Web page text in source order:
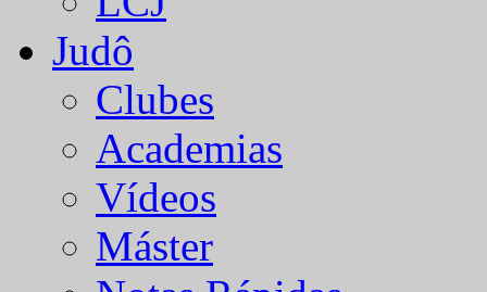
Judô
Clubes
Academias
Vídeos
Máster